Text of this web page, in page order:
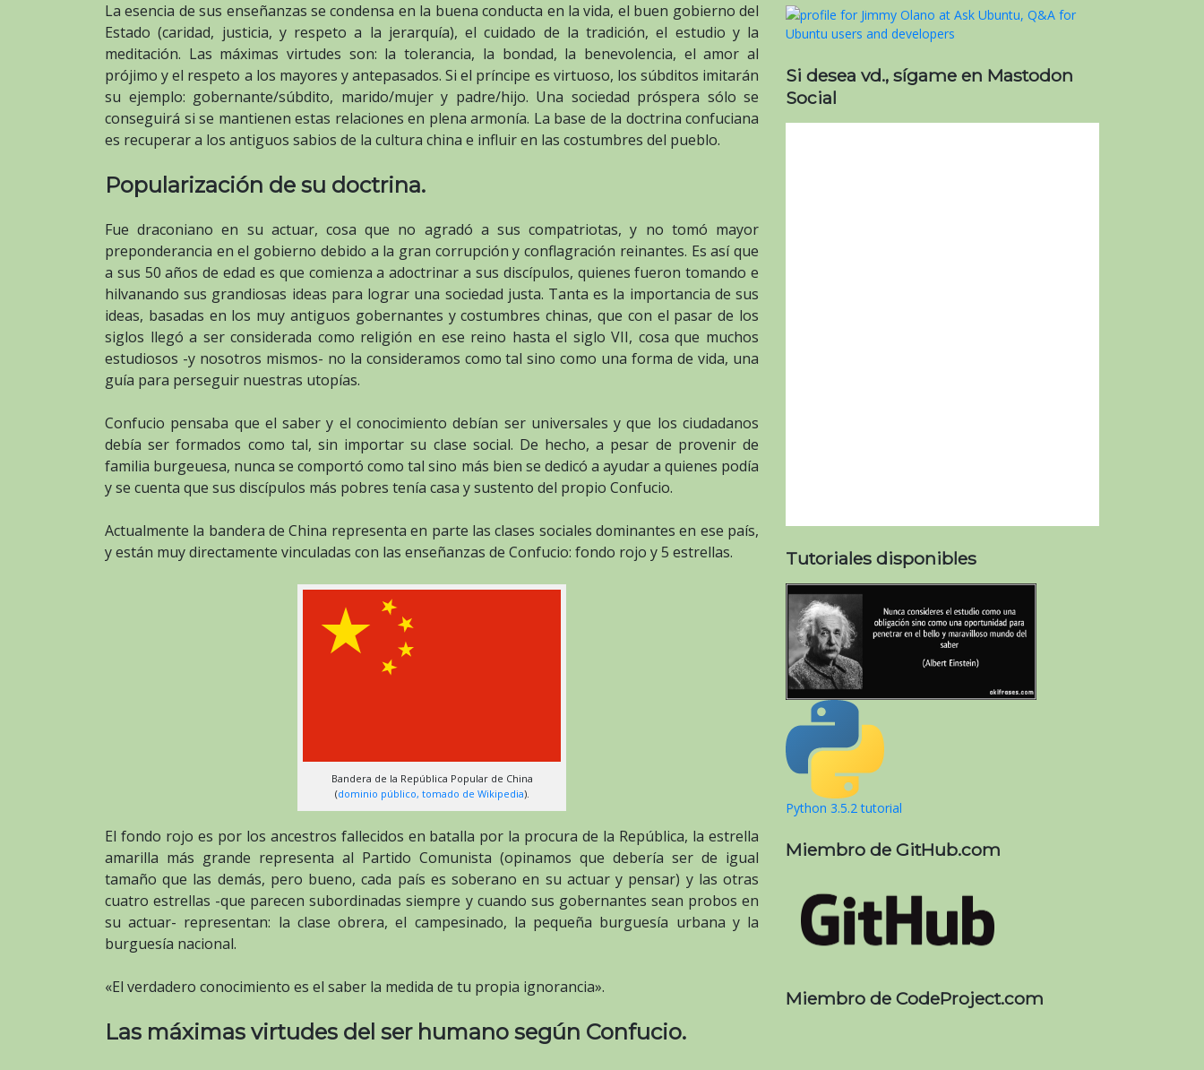
La esencia de sus enseñanzas se condensa en la buena conducta en la vida, el buen gobierno del
Estado (caridad, justicia, y respeto a la jerarquía), el cuidado de la tradición, el estudio y la
meditación. Las máximas virtudes son: la tolerancia, la bondad, la benevolencia, el amor al
prójimo y el respeto a los mayores y antepasados. Si el príncipe es virtuoso, los súbditos imitarán
su ejemplo: gobernante/súbdito, marido/mujer y padre/hijo. Una sociedad próspera sólo se
conseguirá si se mantienen estas relaciones en plena armonía. La base de la doctrina confuciana
es recuperar a los antiguos sabios de la cultura china e influir en las costumbres del pueblo.
Popularización de su doctrina.
Fue draconiano en su actuar, cosa que no agradó a sus compatriotas, y no tomó mayor
preponderancia en el gobierno debido a la gran corrupción y conflagración reinantes. Es así que
a sus 50 años de edad es que comienza a adoctrinar a sus discípulos, quienes fueron tomando e
hilvanando sus grandiosas ideas para lograr una sociedad justa. Tanta es la importancia de sus
ideas, basadas en los muy antiguos gobernantes y costumbres chinas, que con el pasar de los
siglos llegó a ser considerada como religión en ese reino hasta el siglo VII, cosa que muchos
estudiosos -y nosotros mismos- no la consideramos como tal sino como una forma de vida, una
guía para perseguir nuestras utopías.
Confucio pensaba que el saber y el conocimiento debían ser universales y que los ciudadanos
debía ser formados como tal, sin importar su clase social. De hecho, a pesar de provenir de
familia burgeuesa, nunca se comportó como tal sino más bien se dedicó a ayudar a quienes podía
y se cuenta que sus discípulos más pobres tenía casa y sustento del propio Confucio.
Actualmente la bandera de China representa en parte las clases sociales dominantes en ese país,
y están muy directamente vinculadas con las enseñanzas de Confucio: fondo rojo y 5 estrellas.
Bandera de la República Popular de China
(dominio público, tomado de Wikipedia).
El fondo rojo es por los ancestros fallecidos en batalla por la procura de la República, la estrella
amarilla más grande representa al Partido Comunista (opinamos que debería ser de igual
tamaño que las demás, pero bueno, cada país es soberano en su actuar y pensar) y las otras
cuatro estrellas -que parecen subordinadas siempre y cuando sus gobernantes sean probos en
su actuar- representan: la clase obrera, el campesinado, la pequeña burguesía urbana y la
burguesía nacional.
«El verdadero conocimiento es el saber la medida de tu propia ignorancia».
Las máximas virtudes del ser humano según Confucio.
Si desea vd., sígame en Mastodon
Social
Tutoriales disponibles
Python 3.5.2 tutorial
Miembro de GitHub.com
Miembro de CodeProject.com